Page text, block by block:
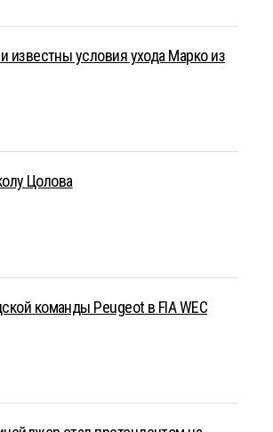
известны условия ухода Марко из
Цолова
команды Peugeot в FIA WEC